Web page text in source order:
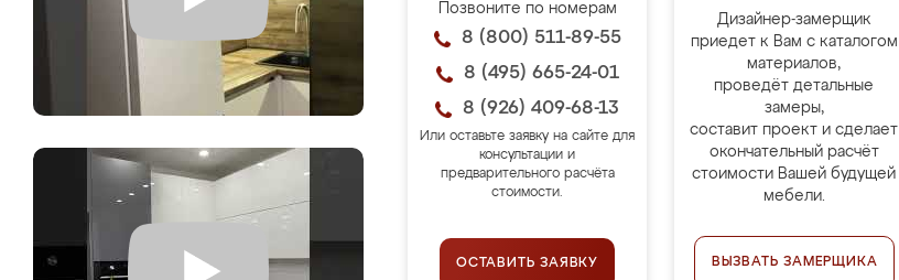
Позвоните по номерам
8 (800) 511-89-55
8 (495) 665-24-01
8 (926) 409-68-13
Или оставьте заявку на сайте для
консультации и
предварительного расчёта
стоимости.
ОСТАВИТЬ ЗАЯВКУ
Дизайнер-замерщик
приедет к Вам с каталогом
материалов,
проведёт детальные
замеры,
составит проект и сделает
окончательный расчёт
стоимости Вашей будущей
мебели.
ВЫЗВАТЬ ЗАМЕРЩИКА